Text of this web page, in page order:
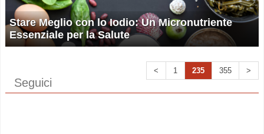
Stare Meglio con lo Iodio: Un Micronutriente
Essenziale per la Salute
< 1 235 355 >
Seguici